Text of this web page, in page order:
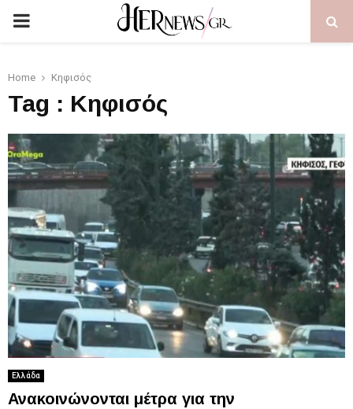
PRIMARY
Home Κηφισός
Tag : Κηφισός
Ελλάδα
Ανακοινώνονται μέτρα για την